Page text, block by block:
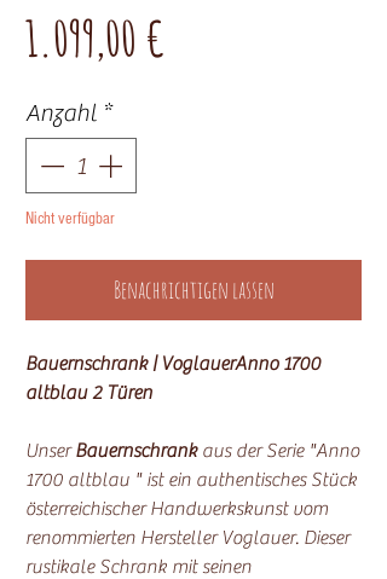
1.099,00 €
Anzahl *
Nicht verfügbar
Benachrichtigen lassen
Bauernschrank | VoglauerAnno 1700
altblau 2 Türen
UnserBauernschrankaus der Serie "Anno
1700 altblau " ist ein authentisches Stück
österreichischer Handwerkskunst vom
renommierten Hersteller Voglauer. Dieser
rustikale Schrank mit seinen